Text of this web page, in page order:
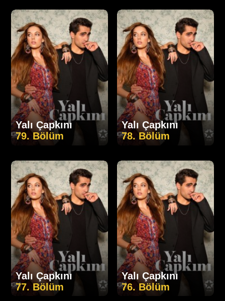
Yalı Çapkını
79. Bölüm
Yalı Çapkını
78. Bölüm
Yalı Çapkını
77. Bölüm
Yalı Çapkını
76. Bölüm